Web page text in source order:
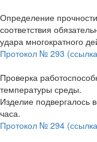
Определение
соответствия
удара многократного
Протокол № 293
Проверка
температуры среды.
Изделие подвергалось
часа.
Протокол № 294